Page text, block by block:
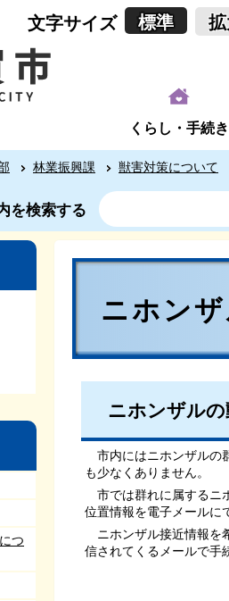
文字サイズ 標準
くらし・手続き
林業振興課 獣害対策について
を検索する
つ
ニホン
ニホンザル
市内にはニホンザルの
も少なくありません。
市では群れに属するニ
位置情報を電子メールに
ニホンザル接近情報を
信されてくるメールで手